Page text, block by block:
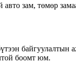
зам, төмөр
байгуулалтын
боомт юм.